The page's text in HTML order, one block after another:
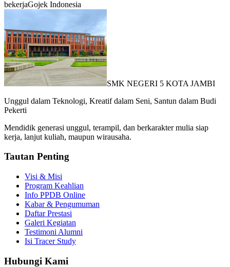
bekerjaGojek Indonesia
SMK NEGERI 5 KOTA JAMBI
Unggul dalam Teknologi, Kreatif dalam Seni, Santun dalam Budi
Pekerti
Mendidik generasi unggul, terampil, dan berkarakter mulia siap
kerja, lanjut kuliah, maupun wirausaha.
Tautan Penting
Visi & Misi
Program Keahlian
Info PPDB Online
Kabar & Pengumuman
Daftar Prestasi
Galeri Kegiatan
Testimoni Alumni
Isi Tracer Study
Hubungi Kami